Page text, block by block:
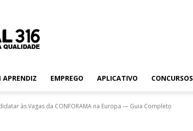
APRENDIZ EMPREGO APLICATIVO CONCURSOS
às Vagas da CONFORAMA na Europa — Guia Completo